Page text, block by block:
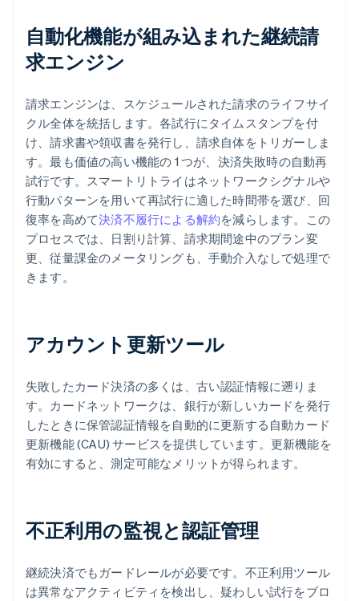
自動化機能が組み込まれた継続請
求エンジン
請求エンジンは、スケジュールされた請求のライフサイ
クル全体を統括します。各試行にタイムスタンプを付
け、請求書や領収書を発行し、請求自体をトリガーしま
す。最も価値の高い機能の 1 つが、決済失敗時の自動再
試行です。スマートリトライはネットワークシグナルや
行動パターンを用いて再試行に適した時間帯を選び、回
復率を高めて決済不履行による解約を減らします。この
プロセスでは、日割り計算、請求期間途中のプラン変
更、従量課金のメータリングも、手動介入なしで処理で
きます。
アカウント更新ツール
失敗したカード決済の多くは、古い認証情報に遡りま
す。カードネットワークは、銀行が新しいカードを発行
したときに保管認証情報を自動的に更新する自動カード
更新機能 (CAU) サービスを提供しています。更新機能を
有効にすると、測定可能なメリットが得られます。
不正利用の監視と認証管理
継続決済でもガードレールが必要です。不正利用ツール
は異常なアクティビティを検出し、疑わしい試行をブロ